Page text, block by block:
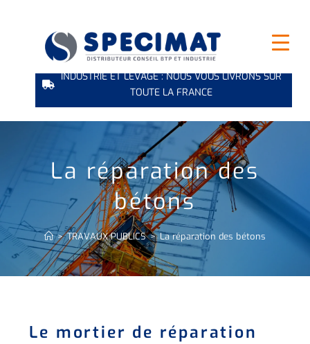
INDUSTRIE ET LEVAGE : NOUS VOUS LIVRONS SUR
TOUTE LA FRANCE
La réparation des
bétons
> TRAVAUX PUBLICS > La réparation des bétons
Le mortier de réparation